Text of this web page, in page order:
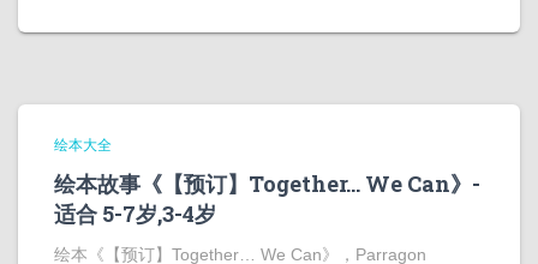
绘本大全
绘本故事《【预订】Together… We Can》-
适合 5-7岁,3-4岁
绘本《【预订】Together… We Can》，Parragon